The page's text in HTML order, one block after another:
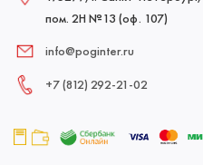
пом. 2Н №13 (оф. 107)
info@poginter.ru
+7 (812) 292‑21‑02